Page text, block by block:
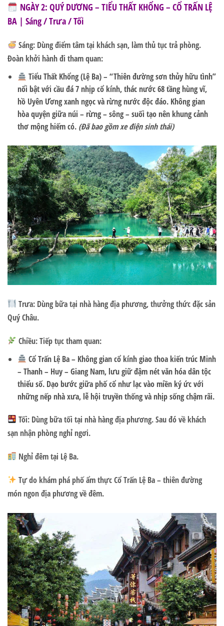
NGÀY 2: QUÝ DƯƠNG – TIỂU THẤT KHỔNG – CỔ TRẤN LỆ
BA | Sáng / Trưa / Tối
Sáng: Dùng điểm tâm tại khách sạn, làm thủ tục trả phòng.
Đoàn khởi hành đi tham quan:
Tiểu Thất Khổng (Lệ Ba)– “Thiên đường sơn thủy hữu tình”
nổi bật với cầu đá 7 nhịp cổ kính, thác nước 68 tầng hùng vĩ,
hồ Uyên Ương xanh ngọc và rừng nước độc đáo. Không gian
hòa quyện giữa núi – rừng – sông – suối tạo nên khung cảnh
thơ mộng hiếm có. (Đã bao gồm xe điện sinh thái)
Trưa: Dùng bữa tại nhà hàng địa phương, thưởng thức đặc sản
Quý Châu.
Chiều:Tiếp tục tham quan:
Cổ Trấn Lệ Ba– Không gian cổ kính giao thoa kiến trúc Minh
– Thanh – Huy – Giang Nam, lưu giữ đậm nét văn hóa dân tộc
thiểu số. Dạo bước giữa phố cổ như lạc vào miền ký ức với
những nếp nhà xưa, lễ hội truyền thống và nhịp sống chậm rãi.
Tối: Dùng bữa tối tại nhà hàng địa phương. Sau đó về khách
sạn nhận phòng nghỉ ngơi.
Nghỉ đêm tại Lệ Ba.
Tự do khám phá phố ẩm thực Cổ Trấn Lệ Ba– thiên đường
món ngon địa phương về đêm.